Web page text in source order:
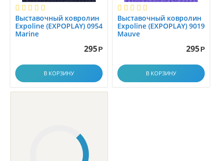
Выставочный ковролин
Expoline (EXPOPLAY) 0954
Marine
295 Р
В КОРЗИНУ
Выставочный ковролин
Expoline (EXPOPLAY) 9019
Mauve
295 Р
В КОРЗИНУ